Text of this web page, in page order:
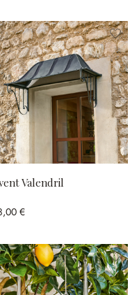
Valendril
€